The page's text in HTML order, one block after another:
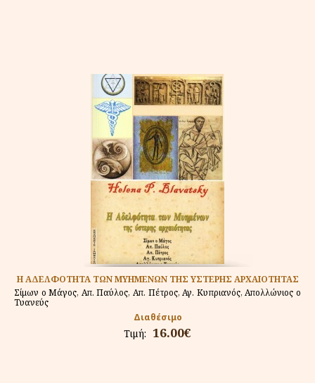
Η ΑΔΕΛΦΟΤΗΤΑ ΤΩΝ ΜΥΗΜΕΝΩΝ ΤΗΣ ΥΣΤΕΡΗΣ ΑΡΧΑΙΟΤΗΤΑΣ
Σίμων ο Μάγος, Απ. Παύλος, Απ. Πέτρος, Αγ. Κυπριανός, Απολλώνιος ο
Τυανεύς
Διαθέσιμο
Τιμή: 16.00€